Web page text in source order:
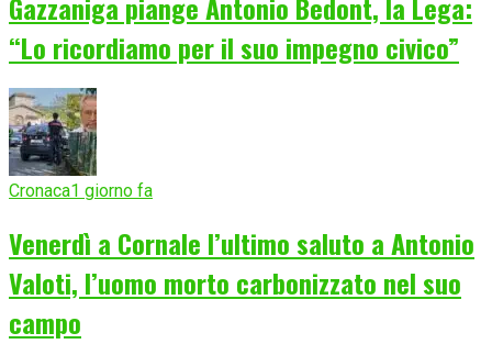
“Lo ricordiamo per il suo impegno civico”
Cronaca1 giorno fa
Venerdì a Cornale l’ultimo saluto a Antonio
Valoti, l’uomo morto carbonizzato nel suo
campo